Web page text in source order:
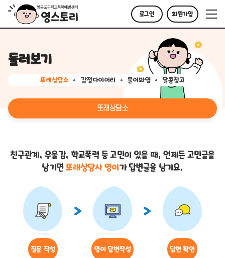
로그인 회원가입
둘러보기
또래상담소 감정다이어리 물어봐영 달콤창고
또래상담소
친구관계, 우울감, 학교폭력 등 고민이 있을 때,언제든 고민글을
남기면또래상담사 영이가 답변글을 남겨요.
질문 작성 영이 답변작성 답변 확인